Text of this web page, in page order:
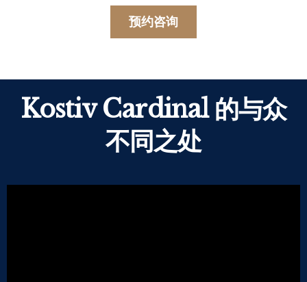
预约咨询
Kostiv Cardinal 的与众
不同之处